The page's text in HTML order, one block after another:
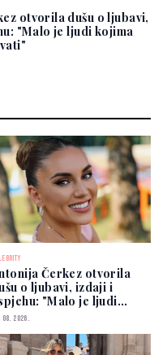
otvorila dušu o ljubavi,
"Malo je ljudi kojima
Čerkez otvorila
o ljubavi, izdaji i
"Malo je ljudi
možete vjerovati"
08. 2026.